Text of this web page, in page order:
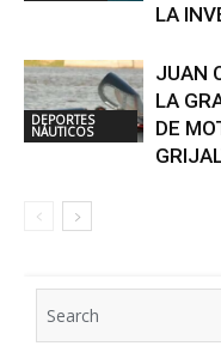
LA
DEPORTES
NÁUTICOS
JUAN
LA
DE
for: